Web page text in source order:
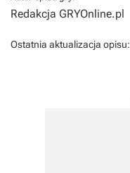
Redakcja GRYOnline.pl
Ostatnia aktualizacja opisu: